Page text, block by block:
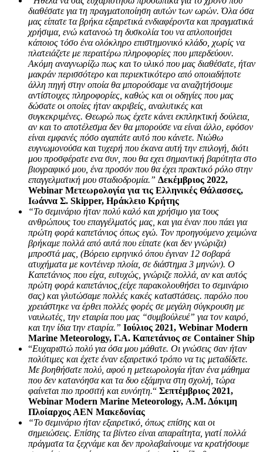
διαθέσατε για τη πραγματοποίηση αυτών των ωρών. Όλα όσα
μας είπατε τα βρήκα εξαιρετικά ενδιαφέροντα και πραγματικά
χρήσιμα, ενώ κατανοώ τη δυσκολία του να απλοποιήσει
κάποιος τόσο ένα ολόκληρο επιστημονικό κλάδο, χωρίς να
πλατειάζετε με περαιτέρω πληροφορίες που μπερδεύουν.
Ακόμη αναγνωρίζω πως και το υλικό που μας διαθέσατε, ήταν
μακράν περισσότερο και περιεκτικότερο από οποιαδήποτε
άλλη πηγή στην οποία θα μπορούσαμε να αναζητήσουμε
αντίστοιχες πληροφορίες, καθώς και οι οδηγίες που μας
δώσατε οι οποίες ήταν ακριβείς, αναλυτικές και
συγκεκριμένες. Θεωρώ πως έχετε κάνει εκπληκτική δούλεια,
αν και το αποτέλεσμα δεν θα μπορούσε να είναι άλλο, εφόσον
είναι εμφανές πόσο αγαπάτε αυτό που κάνετε. Νιώθω
ευγνωμονούσα και τυχερή που έκανα αυτή την επιλογή, διότι
μου προσφέρατε ενα συν, που θα εχει σημαντική βαρύτητα στο
βιογραφικό μου, ένα προσόν που θα έχει πρακτικό ρόλο στην
επαγγελματική μου σταδιοδρομία.” Δεκέμβριος 2022,
Webinar Μετεωρολογία για τις Ελληνικές Θάλασσες,
Ιωάννα Σ. Skipper, Ηράκλειο Κρήτης
“Το σεμινάριο ήταν πολύ καλό και χρήσιμο για τους
ανθρώπους του επαγγέλματός μας, και για έναν που πάει για
πρώτη φορά καπετάνιος όπως εγώ. Τον προηγούμενο χειμώνα
βρήκαμε πολλά από αυτά που είπατε (και δεν γνώριζα)
μπροστά μας, (Βόρειο ειρηνικό όπου έγιναν 12 σοβαρά
ατυχήματα με κοντέινερ πλοία, σε διάστημα 3 μηνών). Ο
Καπετάνιος που είχα, ευτυχώς, γνώριζε πολλά, αν και αυτός
πρώτη φορά καπετάνιος,(είχε παρακολουθήσει το σεμινάριο
σας) και γλυτώσαμε πολλές κακές καταστάσεις. παρόλο που
χρειάστηκε να έρθει πολλές φορές σε μεγάλη σύγκρουση με
ναυλωτές, την εταιρία που μας “συμβούλευέ” για τον καιρό,
και την ίδια την εταιρία.” Ιούλιος 2021, Webinar Modern
Marine Meteorology, Γ.Α. Καπετάνιος σε Container Ship
“Ευχαριστώ πολύ για όσα μου μάθατε. Οι γνώσεις σαν ήταν
πολύτιμες και έχετε έναν εξαιρετικό τρόπο να τις μεταδίδετε.
Με βοηθήσατε πολύ, αφού η μετεωρολογία ήταν ένα μάθημα
που δεν κατανόησα και τα δυο εξάμηνα στη σχολή, τώρα
φαίνεται πιο προσιτή και ευνόητη.“ Σεπτέμβριος 2021,
Webinar Modern Marine Meteorology, Α.Μ. Δόκιμη
Πλοίαρχος ΑΕΝ Μακεδονίας
“Το σεμινάριο ήταν εξαιρετικό, όπως επίσης και οι
σημειώσεις. Επίσης τα βίντεο είναι απαραίτητα, γιατί πολλά
πράγματα τα ξεχνάμε και δεν προλαβαίνουμε να κρατήσουμε